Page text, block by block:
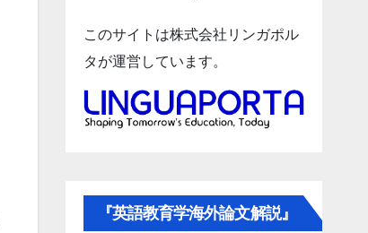
このサイトは株式会社リンガポル
タが運営しています。
『英語教育学海外論文解説』